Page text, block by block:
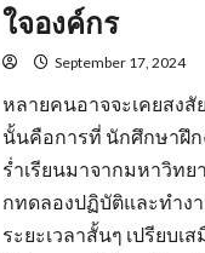
ความ
รับมือ
งาน
ใจองค์กร
September 17, 2024
หลายคนอาจจะเคยสงสั
นั้นคือการที่ นักศึกษาฝึ
ร่ำเรียนมาจากมหาวิท
กทดลองปฏิบัติและทำง
ระยะเวลาสั้นๆ เปรียบ